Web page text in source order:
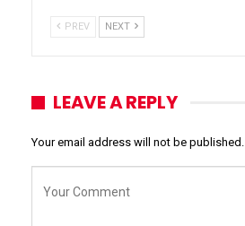
PREV NEXT
LEAVE A REPLY
Your email address will not be published.